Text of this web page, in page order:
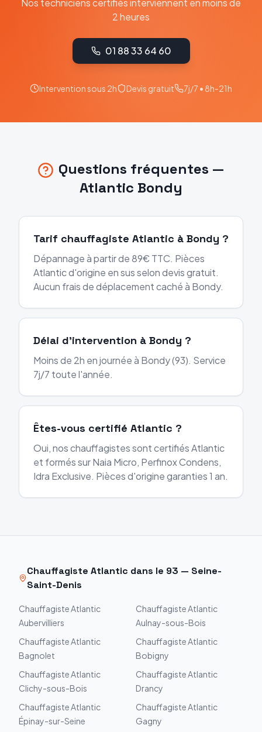
Nos techniciens certifiés interviennent en moins de
2 heures
01 88 33 64 60
Intervention sous 2h Devis gratuit 7j/7 • 8h-21h
Questions fréquentes —
Atlantic Bondy
Tarif chauffagiste Atlantic à Bondy ?
Dépannage à partir de 89€ TTC. Pièces
Atlantic d'origine en sus selon devis gratuit.
Aucun frais de déplacement caché à Bondy.
Délai d'intervention à Bondy ?
Moins de 2h en journée à Bondy (93). Service
7j/7 toute l'année.
Êtes-vous certifié Atlantic ?
Oui, nos chauffagistes sont certifiés Atlantic
et formés sur Naia Micro, Perfinox Condens,
Idra Exclusive. Pièces d'origine garanties 1 an.
Chauffagiste Atlantic dans le 93 — Seine-
Saint-Denis
ChauffagisteAtlantic
Aubervilliers
ChauffagisteAtlantic
Aulnay-sous-Bois
ChauffagisteAtlantic
Bagnolet
ChauffagisteAtlantic
Bobigny
ChauffagisteAtlantic
Clichy-sous-Bois
ChauffagisteAtlantic
Drancy
ChauffagisteAtlantic
Épinay-sur-Seine
ChauffagisteAtlantic
Gagny